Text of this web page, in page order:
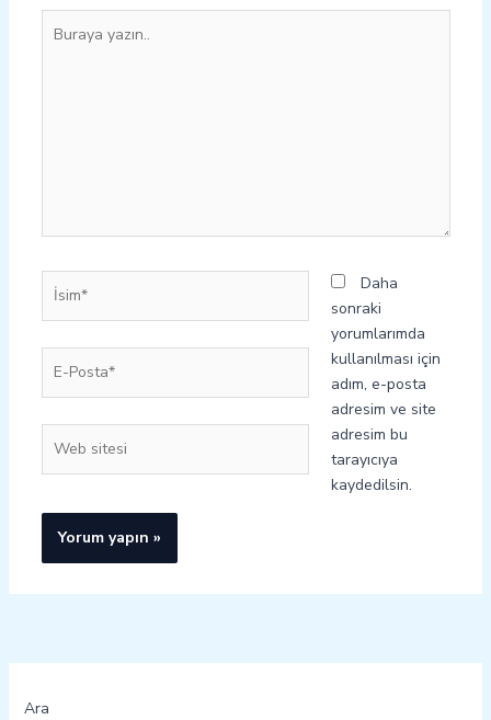
yazın..
İsim*
Posta*
sitesi
Daha
sonraki
yorumlarımda
kullanılması için
adım, e-posta
adresim ve site
adresim bu
tarayıcıya
kaydedilsin.
Ara